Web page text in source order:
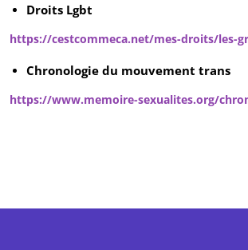
Droits Lgbt
https://cestcommeca.net/mes-droits/les-
Chronologie du mouvement trans
https://www.memoire-sexualites.org/